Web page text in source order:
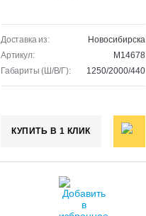
Доставка из:
Новосибирска
Артикул:
M14678
Габариты (Ш/В/Г):
1250/2000/440
КУПИТЬ В 1 КЛИК